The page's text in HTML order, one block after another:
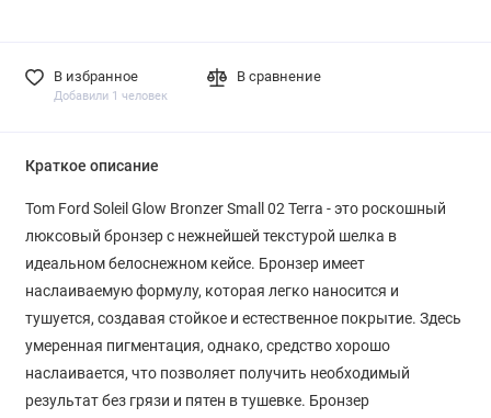
В избранное
Добавили 1 человек
В сравнение
Краткое описание
Tom Ford Soleil Glow Bronzer Small 02 Terra - это роскошный
люксовый бронзер с нежнейшей текстурой шелка в
идеальном белоснежном кейсе. Бронзер имеет
наслаиваемую формулу, которая легко наносится и
тушуется, создавая стойкое и естественное покрытие. Здесь
умеренная пигментация, однако, средство хорошо
наслаивается, что позволяет получить необходимый
результат без грязи и пятен в тушевке. Бронзер